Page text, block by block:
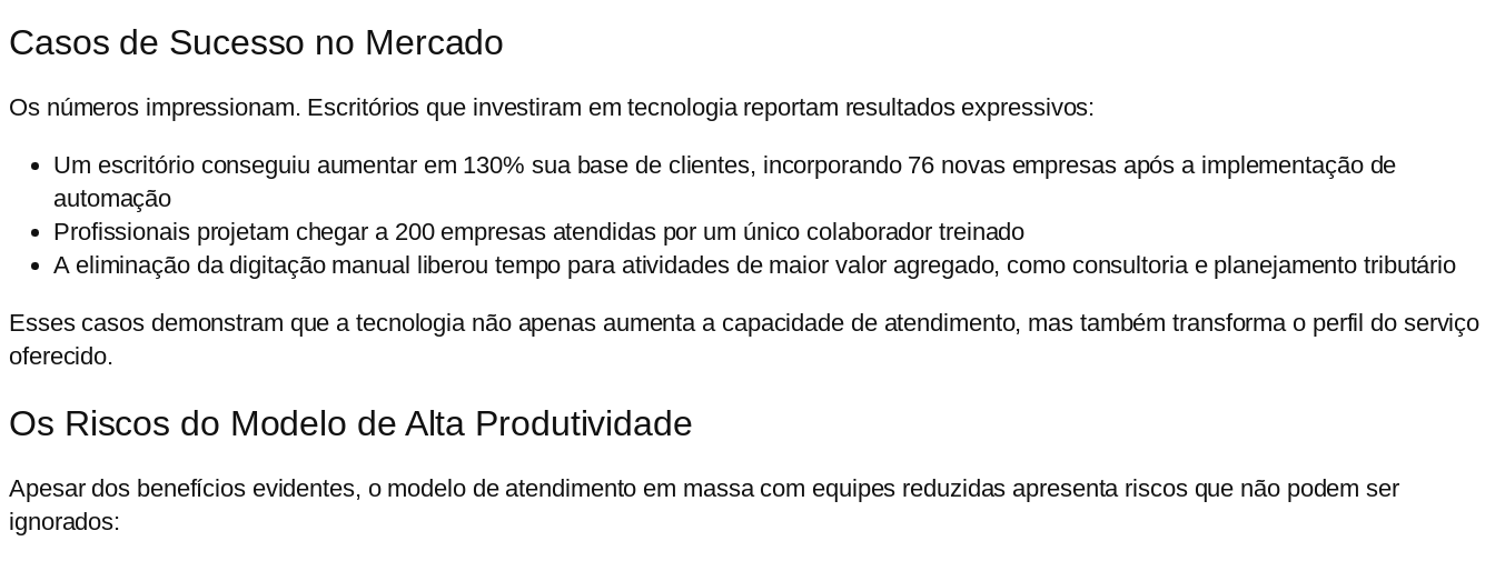
Casos de Sucesso no Mercado
Os números impressionam. Escritórios que investiram em tecnologia reportam resultados expressivos:
Um escritório conseguiu aumentar em 130% sua base de clientes, incorporando 76 novas empresas após a implementação de
automação
Profissionais projetam chegar a 200 empresas atendidas por um único colaborador treinado
A eliminação da digitação manual liberou tempo para atividades de maior valor agregado, como consultoria e planejamento tributário
Esses casos demonstram que a tecnologia não apenas aumenta a capacidade de atendimento, mas também transforma o perfil do serviço
oferecido.
Os Riscos do Modelo de Alta Produtividade
Apesar dos benefícios evidentes, o modelo de atendimento em massa com equipes reduzidas apresenta riscos que não podem ser
ignorados: